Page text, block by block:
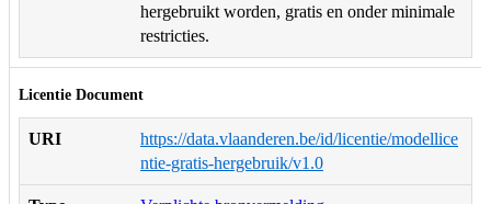
hergebruikt worden, gratis en onder minimale
restricties.
Licentie Document
URI
https://data.vlaanderen.be/id/licentie/modellice
ntie-gratis-hergebruik/v1.0